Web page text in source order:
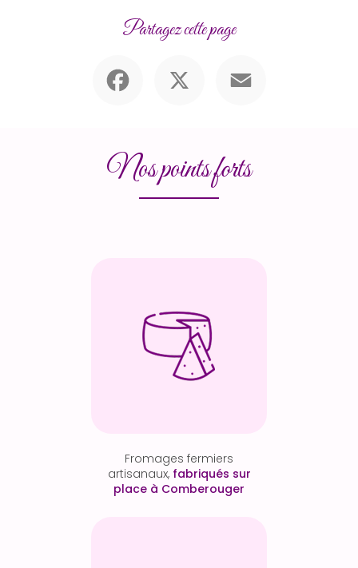
Partagez cette page
Nos points forts
Fromages fermiers
artisanaux, fabriqués sur
place à Comberouger